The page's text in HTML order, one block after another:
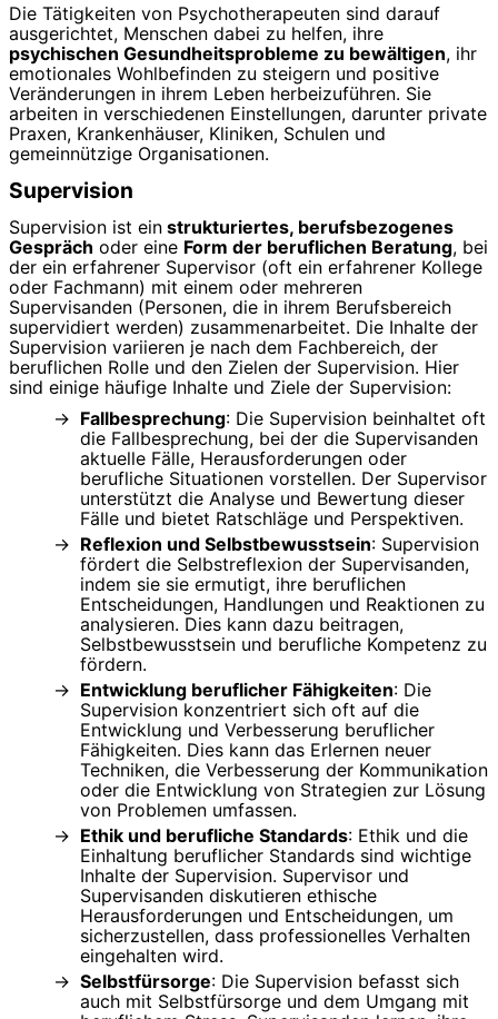
Die Tätigkeiten von Psychotherapeuten sind darauf
ausgerichtet, Menschen dabei zu helfen, ihre
psychischen Gesundheitsprobleme zu bewältigen, ihr
emotionales Wohlbefinden zu steigern und positive
Veränderungen in ihrem Leben herbeizuführen. Sie
arbeiten in verschiedenen Einstellungen, darunter private
Praxen, Krankenhäuser, Kliniken, Schulen und
gemeinnützige Organisationen.
Supervision
Supervision ist ein strukturiertes, berufsbezogenes
Gespräch oder eine Form der beruflichen Beratung, bei
der ein erfahrener Supervisor (oft ein erfahrener Kollege
oder Fachmann) mit einem oder mehreren
Supervisanden (Personen, die in ihrem Berufsbereich
supervidiert werden) zusammenarbeitet. Die Inhalte der
Supervision variieren je nach dem Fachbereich, der
beruflichen Rolle und den Zielen der Supervision. Hier
sind einige häufige Inhalte und Ziele der Supervision:
Fallbesprechung: Die Supervision beinhaltet oft
die Fallbesprechung, bei der die Supervisanden
aktuelle Fälle, Herausforderungen oder
berufliche Situationen vorstellen. Der Supervisor
unterstützt die Analyse und Bewertung dieser
Fälle und bietet Ratschläge und Perspektiven.
Reflexion und Selbstbewusstsein: Supervision
fördert die Selbstreflexion der Supervisanden,
indem sie sie ermutigt, ihre beruflichen
Entscheidungen, Handlungen und Reaktionen zu
analysieren. Dies kann dazu beitragen,
Selbstbewusstsein und berufliche Kompetenz zu
fördern.
Entwicklung beruflicher Fähigkeiten: Die
Supervision konzentriert sich oft auf die
Entwicklung und Verbesserung beruflicher
Fähigkeiten. Dies kann das Erlernen neuer
Techniken, die Verbesserung der Kommunikation
oder die Entwicklung von Strategien zur Lösung
von Problemen umfassen.
Ethik und berufliche Standards: Ethik und die
Einhaltung beruflicher Standards sind wichtige
Inhalte der Supervision. Supervisor und
Supervisanden diskutieren ethische
Herausforderungen und Entscheidungen, um
sicherzustellen, dass professionelles Verhalten
eingehalten wird.
Selbstfürsorge: Die Supervision befasst sich
auch mit Selbstfürsorge und dem Umgang mit